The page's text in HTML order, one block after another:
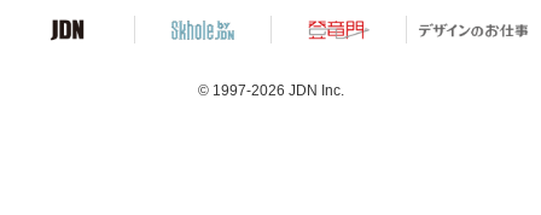
© 1997-2026 JDN Inc.